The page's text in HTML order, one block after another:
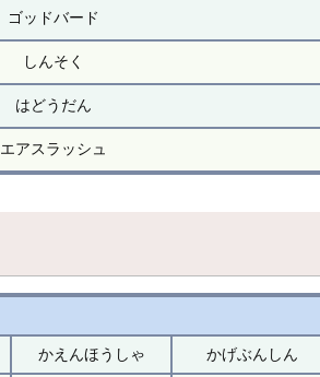
ゴッドバード
しんそく
はどうだん
エアスラッシュ
かえんほうしゃ かげぶんしん